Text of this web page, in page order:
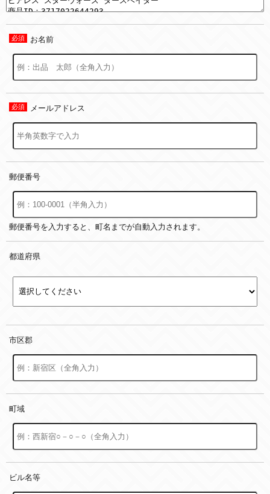
お名前
メールアドレス
郵便番号
郵便番号を入力すると、町名までが自動入力されます。
都道府県
市区郡
町域
ビル名等